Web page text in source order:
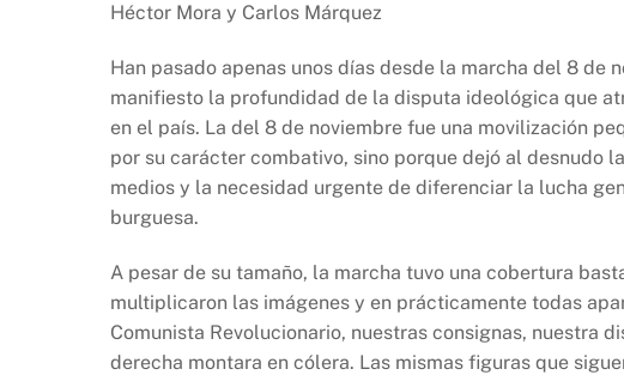
c
e
b
o
o
k
at
s
A
p
p
nt p
y
Li
n
k
Héctor Mora y Carlos Márquez
Han pasado apenas unos días desde la marcha del 8 de
manifiesto la profundidad de la disputa ideológica que
en el país. La del 8 de noviembre fue una movilización
por su carácter combativo, sino porque dejó al desnudo
medios y la necesidad urgente de diferenciar la lucha
burguesa.
A pesar de su tamaño, la marcha tuvo una cobertura
multiplicaron las imágenes y en prácticamente todas
Comunista Revolucionario, nuestras consignas, nuestra
derecha montara en cólera. Las mismas figuras que